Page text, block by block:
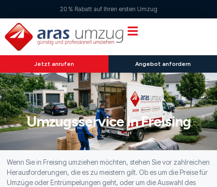
20 % Rabatt auf Ihren ersten Umzug
Jetzt anrufen Angebot anfordern
Umzugsservice in Freising
Wenn Sie in Freising umziehen möchten, stehen Sie vor zahlreichen
Herausforderungen, die es zu meistern gilt. Ob es um die Preise für
Umzüge oder Entrümpelungen geht, oder um die Auswahl des